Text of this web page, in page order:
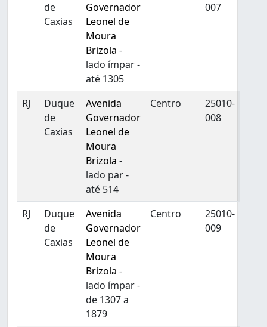
de
Caxias
Governador
Leonel de
Moura
Brizola -
lado ímpar -
até 1305
007
RJ
Duque
de
Caxias
Avenida
Governador
Leonel de
Moura
Brizola -
lado par -
até 514
Centro
25010-
008
RJ
Duque
de
Caxias
Avenida
Governador
Leonel de
Moura
Brizola -
lado ímpar -
de 1307 a
1879
Centro
25010-
009